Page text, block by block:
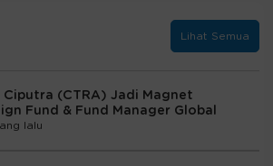
Lihat Semua
Ciputra (CTRA) Jadi Magnet
Fund & Fund Manager Global
lalu